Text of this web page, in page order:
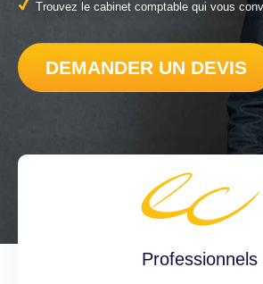
Trouvez le cabinet comptable qui vous
DEMANDER UN DEVIS
Professionnels